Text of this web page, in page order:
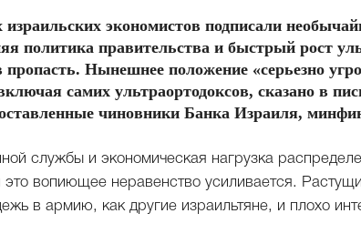
экономистов подписали
политика правительства и быстрый рост
пропасть. Нынешнее положение «серьезно
самих ультраортодоксов, сказано в
чиновники Банка Израиля,
службы и экономическая нагрузка
вопиющее неравенство усиливается.
в армию, как другие израильтяне, и плохо